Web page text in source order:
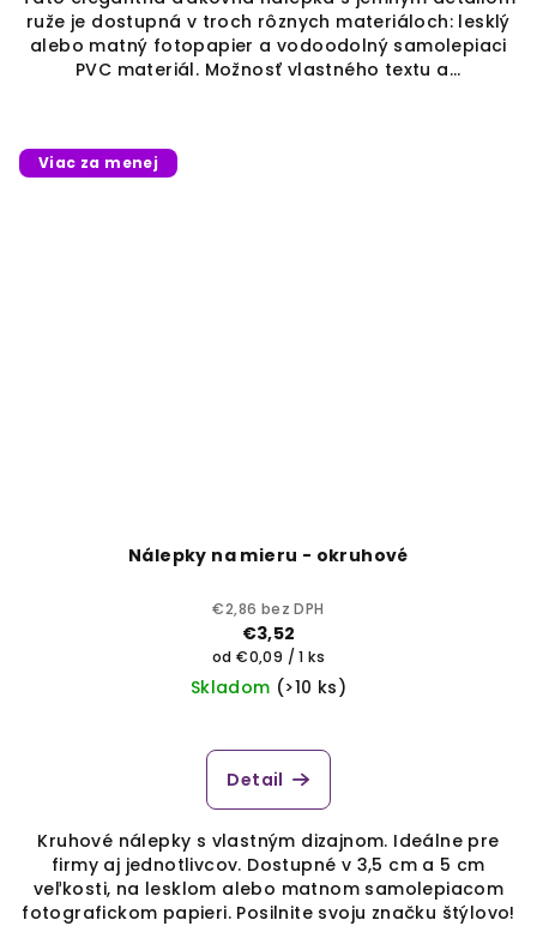
5
hviezdičiek.
ruže je dostupná v troch rôznych materiáloch: lesklý
alebo matný fotopapier a vodoodolný samolepiaci
PVC materiál. Možnosť vlastného textu a...
Viac za menej
Nálepky na mieru - okruhové
€2,86 bez DPH
€3,52
Jednotková
cena:
od €0,09 / 1 ks
Skladom (>10 ks)
Detail
Kruhové nálepky s vlastným dizajnom. Ideálne pre
firmy aj jednotlivcov. Dostupné v 3,5 cm a 5 cm
veľkosti, na lesklom alebo matnom samolepiacom
fotografickom papieri. Posilnite svoju značku štýlovo!